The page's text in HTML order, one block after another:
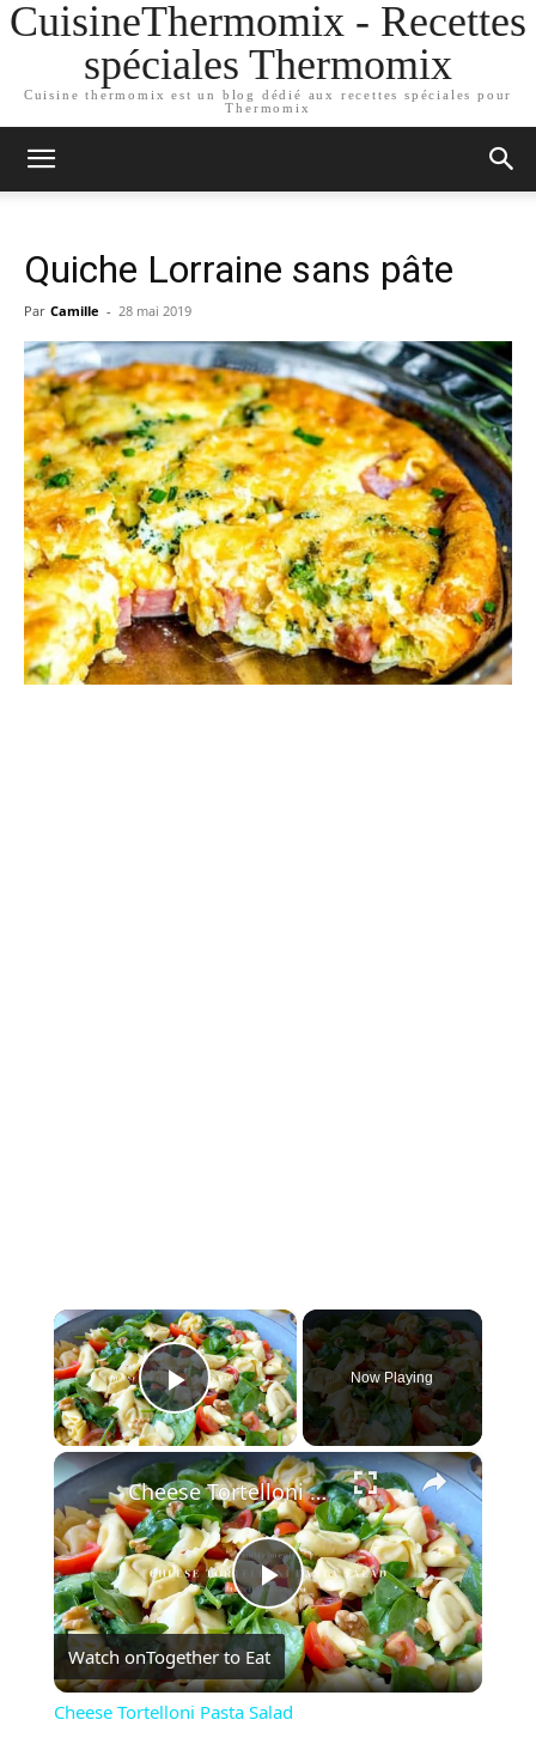
CuisineThermomix - Recettes
spéciales Thermomix
Cuisine thermomix est un blog dédié aux recettes spéciales pour
Thermomix
Quiche Lorraine sans pâte
Par Camille - 28 mai 2019
×
Play Video
Now Playing
×
Play
Video
Cheese Tortelloni Pasta Salad
Watch onTogether to Eat
Cheese Tortelloni Pasta Salad